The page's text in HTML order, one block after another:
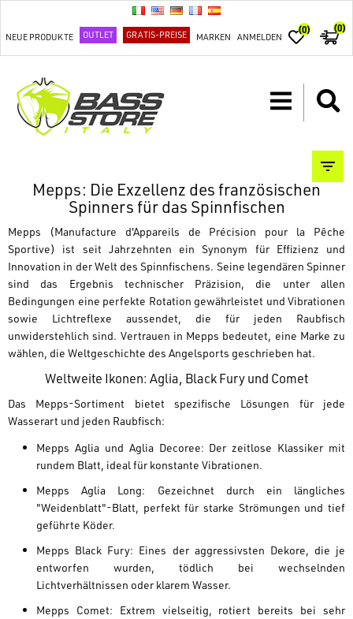
NEUE PRODUKTE OUTLET GRATIS-PREISE MARKEN ANMELDEN
(0) (0)
Mepps: Die Exzellenz des französischen
Spinners für das Spinnfischen
Mepps (Manufacture d'Appareils de Précision pour la Pêche
Sportive) ist seit Jahrzehnten ein Synonym für Effizienz und
Innovation in der Welt des Spinnfischens. Seine legendären Spinner
sind das Ergebnis technischer Präzision, die unter allen
Bedingungen eine perfekte Rotation gewährleistet und Vibrationen
sowie Lichtreflexe aussendet, die für jeden Raubfisch
unwiderstehlich sind. Vertrauen in Mepps bedeutet, eine Marke zu
wählen, die Weltgeschichte des Angelsports geschrieben hat.
Weltweite Ikonen: Aglia, Black Fury und Comet
Das Mepps-Sortiment bietet spezifische Lösungen für jede
Wasserart und jeden Raubfisch:
Mepps Aglia und Aglia Decoree: Der zeitlose Klassiker mit
rundem Blatt, ideal für konstante Vibrationen.
Mepps Aglia Long: Gezeichnet durch ein längliches
"Weidenblatt"-Blatt, perfekt für starke Strömungen und tief
geführte Köder.
Mepps Black Fury: Eines der aggressivsten Dekore, die je
entworfen wurden, tödlich bei wechselnden
Lichtverhältnissen oder klarem Wasser.
Mepps Comet: Extrem vielseitig, rotiert bereits bei sehr